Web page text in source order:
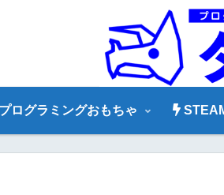
プログラミングおもちゃ